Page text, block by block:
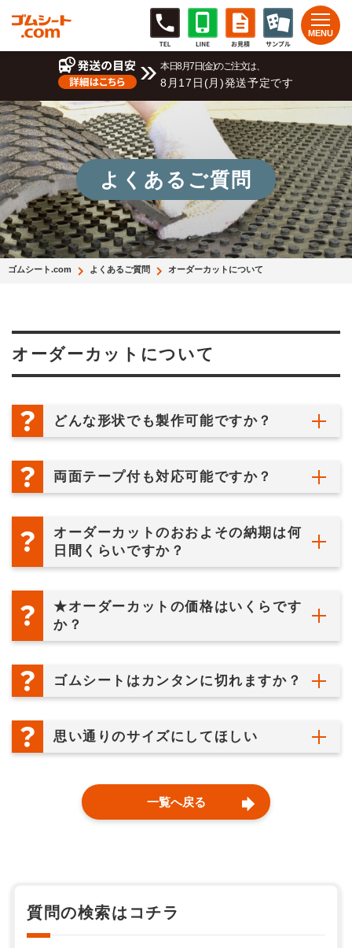
本日8月7日(金)のご注文は、
8月17日(月)発送予定です
よくあるご質問
ゴムシート.com よくあるご質問 オーダーカットについて
オーダーカットについて
どんな形状でも製作可能ですか？
両面テープ付も対応可能ですか？
オーダーカットのおおよその納期は何
日間くらいですか？
★オーダーカットの価格はいくらです
か？
ゴムシートはカンタンに切れますか？
思い通りのサイズにしてほしい
一覧へ戻る
質問の検索はコチラ